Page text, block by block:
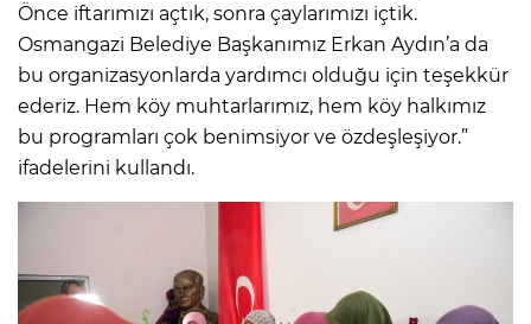
Önce iftarımızı açtık, sonra çaylarımızı içtik.
Osmangazi Belediye Başkanımız Erkan Aydın’a da
bu organizasyonlarda yardımcı olduğu için teşekkür
ederiz. Hem köy muhtarlarımız, hem köy halkımız
bu programları çok benimsiyor ve özdeşleşiyor.”
ifadelerini kullandı.